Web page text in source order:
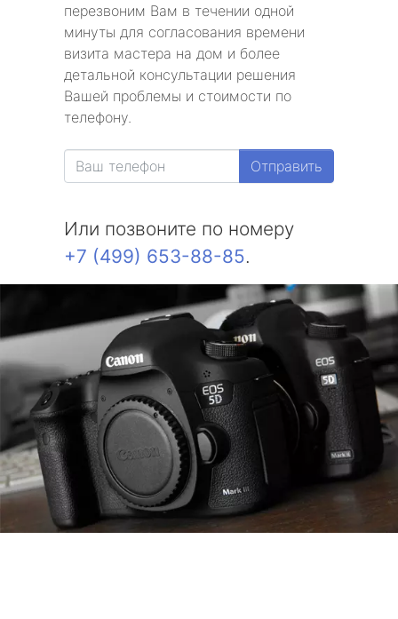
перезвоним Вам в течении одной
минуты для согласования времени
визита мастера на дом и более
детальной консультации решения
Вашей проблемы и стоимости по
телефону.
Отправить
Или позвоните по номеру
+7 (499) 653-88-85.